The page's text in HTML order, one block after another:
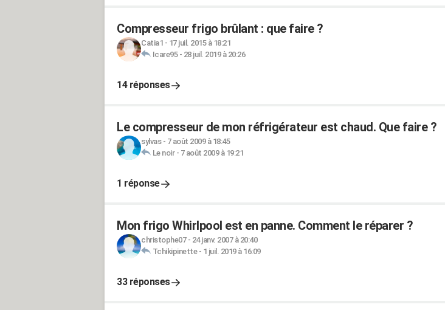
Compresseur frigo brûlant : que faire ?
Catia1 - 17 juil. 2015 à 18:21
Icare95- 28 juil. 2019 à 20:26
14 réponses
Le compresseur de mon réfrigérateur est chaud. Que faire ?
sylvas- 7 août 2009 à 18:45
Le noir- 7 août 2009 à 19:21
1 réponse
Mon frigo Whirlpool est en panne. Comment le réparer ?
christophe07- 24 janv. 2007 à 20:40
Tchikipinette- 1 juil. 2019 à 16:09
33 réponses